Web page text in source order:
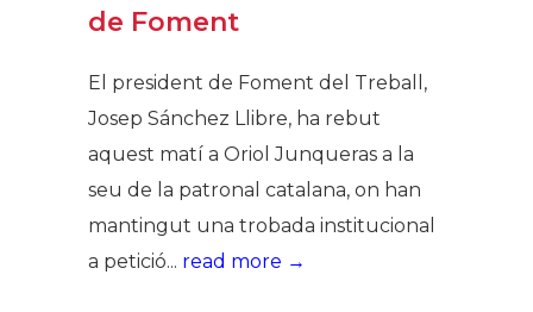
de Foment
El president de Foment del Treball,
Josep Sánchez Llibre, ha rebut
aquest matí a Oriol Junqueras a la
seu de la patronal catalana, on han
mantingut una trobada institucional
a petició... read more →